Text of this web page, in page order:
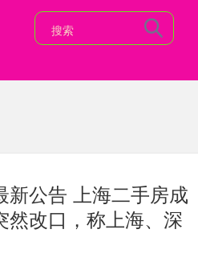
新公告 上海二手房成
然改口，称上海、深